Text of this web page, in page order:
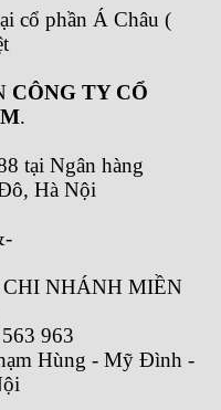
cổ phần Á Châu (
CÔNG TY CỔ
.
tại Ngân hàng
Hà Nội
NHÁNH MIỀN
963
Hùng - Mỹ Đình -